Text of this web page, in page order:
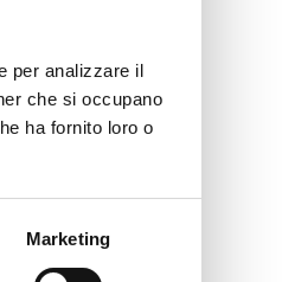
per analizzare il
che si occupano
ha fornito loro o
Marketing